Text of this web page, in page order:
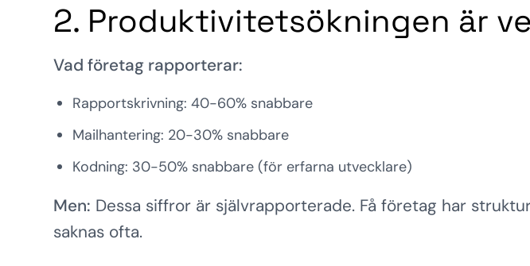
2. Produktivitetsökningen är
Vad företag rapporterar:
Rapportskrivning: 40-60% snabbare
Mailhantering: 20-30% snabbare
Kodning: 30-50% snabbare (för erfarna utvecklare)
Men: Dessa siffror är självrapporterade. Få företag har
saknas ofta.